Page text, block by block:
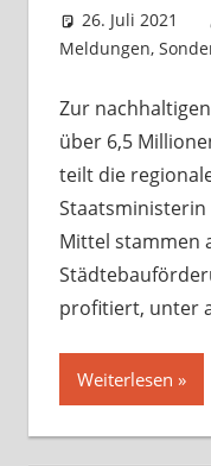
26. Juli 2021
Meldungen,
Zur
über 6,5
teilt die
Staatsministerin
Mittel stammen
profitiert, unter
Weiterlesen